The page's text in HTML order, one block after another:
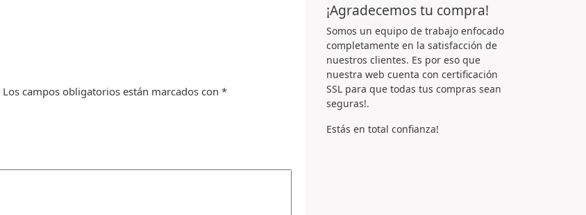
Los campos obligatorios están marcados con *
e
0
d
e
5
o
r
a
o
e
0
d
5
¡Agradecemos tu compra!
Somos un equipo de trabajo enfocado
completamente en la satisfacción de
nuestros clientes. Es por eso que
nuestra web cuenta con certificación
SSL para que todas tus compras sean
seguras!.
Estás en total confianza!